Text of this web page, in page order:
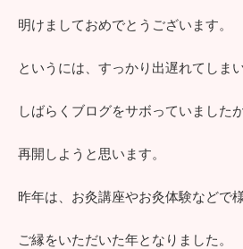
明けましておめでとうございます。
というには、すっかり出遅れてしまい
しばらくブログをサボっていました
再開しようと思います。
昨年は、お灸講座やお灸体験などで
ご縁をいただいた年となりました。